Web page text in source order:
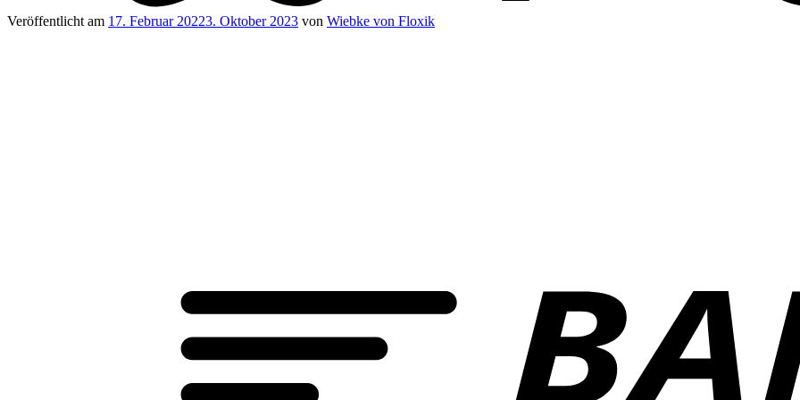
Veröffentlicht am 17. Februar 20223. Oktober 2023 von Wiebke von Floxik